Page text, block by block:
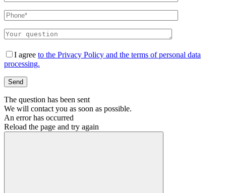
I agree to the Privacy Policy and the terms of personal data
processing.
Оставьте это поле пустым.
The question has been sent
We will contact you as soon as possible.
An error has occurred
Reload the page and try again